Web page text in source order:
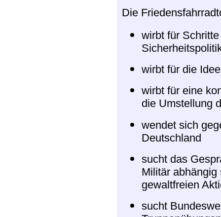
Die
wirbt für
wirbt für die
wirbt für eine
die Umstellung
wendet sich
Deutschland
sucht das
Militär
gewaltfreien
sucht